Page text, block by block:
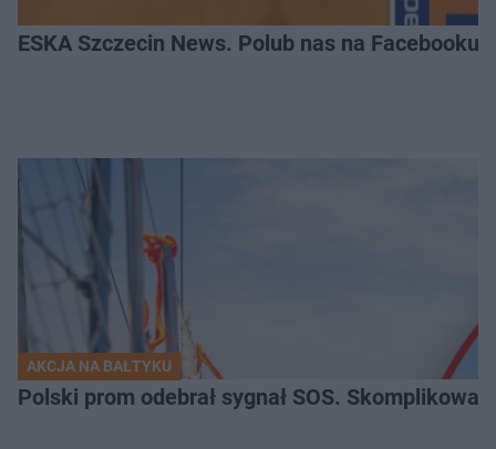
ESKA Szczecin News. Polub nas na Facebooku!
AKCJA NA BAŁTYKU
Polski prom odebrał sygnał SOS.